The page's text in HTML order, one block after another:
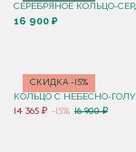
СЕРЕБРЯНОЕ КОЛЬЦО-
16 900 ₽
СКИДКА -15%
КОЛЬЦО C НЕБЕСНО-
14 365 ₽ -15% 16 900 ₽